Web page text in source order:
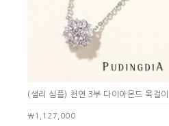
(샐리 심플) 천연 3부 다이아몬드 목걸이
￦1,127,000